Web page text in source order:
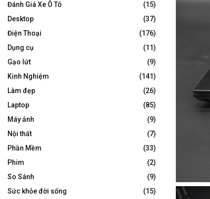
Đánh Giá Xe Ô Tô
(15)
Desktop
(37)
Điện Thoại
(176)
Dụng cụ
(11)
Gạo lứt
(9)
Kinh Nghiệm
(141)
Làm đẹp
(26)
Laptop
(85)
Máy ảnh
(9)
Nội thất
(7)
Phần Mềm
(33)
Phim
(2)
So Sánh
(9)
Sức khỏe đời sống
(15)